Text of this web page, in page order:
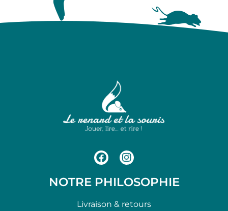
NOTRE PHILOSOPHIE
Livraison & retours